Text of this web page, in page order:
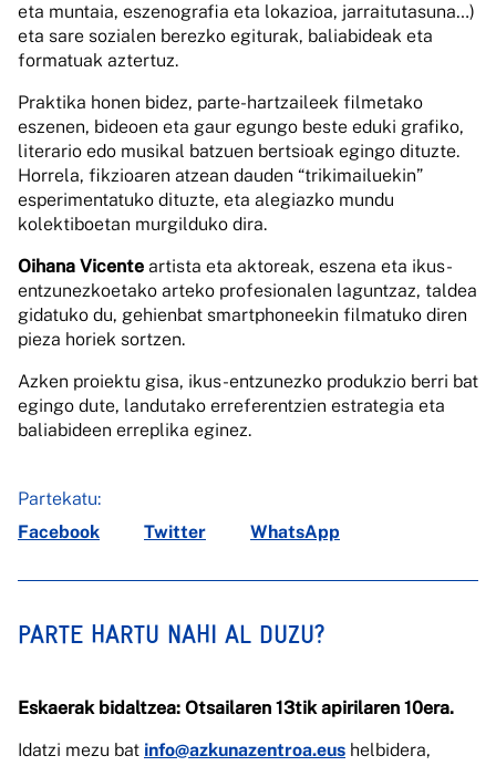
eta muntaia, eszenografia eta lokazioa, jarraitutasuna…)
eta sare sozialen berezko egiturak, baliabideak eta
formatuak aztertuz.
Praktika honen bidez, parte-hartzaileek filmetako
eszenen, bideoen eta gaur egungo beste eduki grafiko,
literario edo musikal batzuen bertsioak egingo dituzte.
Horrela, fikzioaren atzean dauden “trikimailuekin”
esperimentatuko dituzte, eta alegiazko mundu
kolektiboetan murgilduko dira.
Oihana Vicente artista eta aktoreak, eszena eta ikus-
entzunezkoetako arteko profesionalen laguntzaz, taldea
gidatuko du, gehienbat smartphoneekin filmatuko diren
pieza horiek sortzen.
Azken proiektu gisa, ikus-entzunezko produkzio berri bat
egingo dute, landutako erreferentzien estrategia eta
baliabideen erreplika eginez.
Partekatu:
Facebook
Twitter WhatsApp
PARTE HARTU NAHI AL DUZU?
Eskaerak bidaltzea: Otsailaren 13tik apirilaren 10era.
Idatzi mezu bat info@azkunazentroa.eus helbidera,